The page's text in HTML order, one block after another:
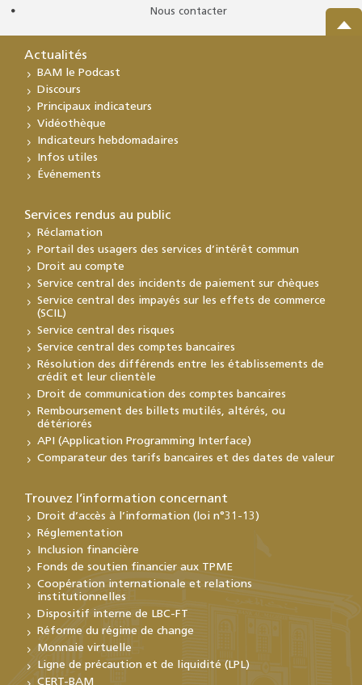
Nous contacter
Actualités
BAM le Podcast
Discours
Principaux indicateurs
Vidéothèque
Indicateurs hebdomadaires
Infos utiles
Événements
Services rendus au public
Réclamation
Portail des usagers des services d’intérêt commun
Droit au compte
Service central des incidents de paiement sur chèques
Service central des impayés sur les effets de commerce
(SCIL)
Service central des risques
Service central des comptes bancaires
Résolution des différends entre les établissements de
crédit et leur clientèle
Droit de communication des comptes bancaires
Remboursement des billets mutilés, altérés, ou
détériorés
API (Application Programming Interface)
Comparateur des tarifs bancaires et des dates de valeur
Trouvez l’information concernant
Droit d’accès à l’information (loi n°31-13)
Réglementation
Inclusion financière
Fonds de soutien financier aux TPME
Coopération internationale et relations
institutionnelles
Dispositif interne de LBC-FT
Réforme du régime de change
Monnaie virtuelle
Ligne de précaution et de liquidité (LPL)
CERT-BAM